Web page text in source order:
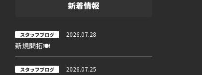
新着情報
スタッフブログ 2026.07.28
新規開拓🍽
スタッフブログ 2026.07.25